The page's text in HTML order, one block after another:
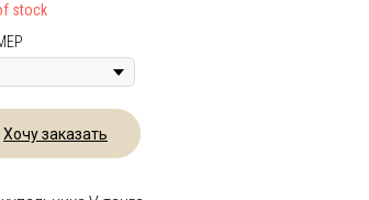
stock
Хочу заказать